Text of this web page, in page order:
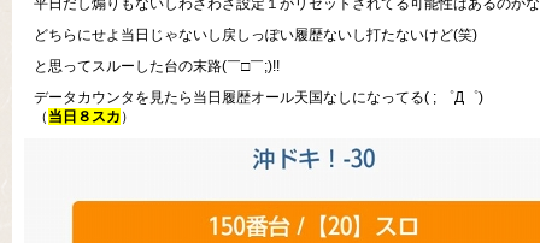
平日だし煽りもないしわざわざ設定１がリセットされてる可能性はあるのか
どちらにせよ当日じゃないし戻しっぽい履歴ないし打たないけど(笑)
と思ってスルーした台の末路(￣□￣;)!!
データカウンタを見たら当日履歴オール天国なしになってる( ; ゜Д゜)
（ 当日８スカ ）